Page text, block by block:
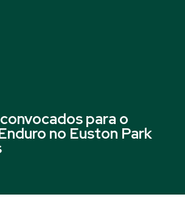
para o
no Euston Park